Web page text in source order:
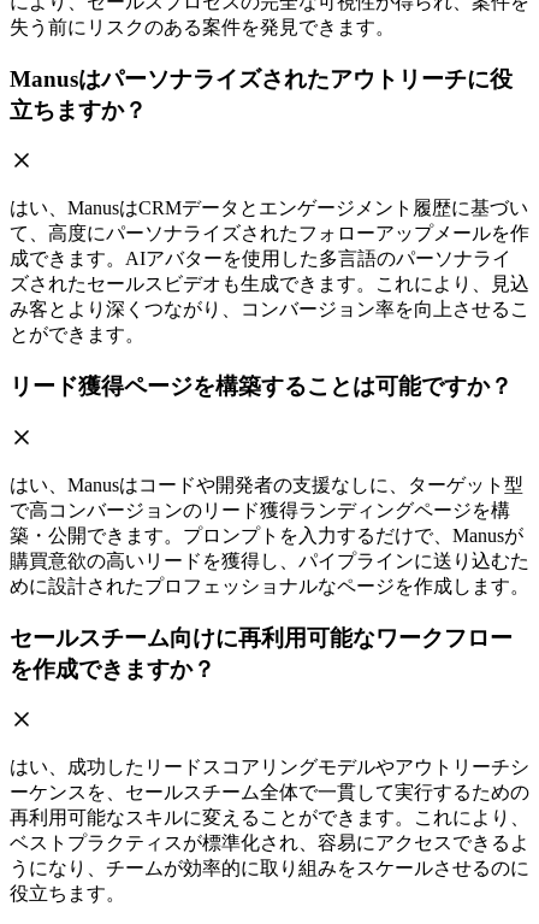
失う前にリスクのある案件を発見できます。
Manusはパーソナライズされたアウトリーチに役
立ちますか？
はい、ManusはCRMデータとエンゲージメント履歴に基づい
て、高度にパーソナライズされたフォローアップメールを作
成できます。AIアバターを使用した多言語のパーソナライ
ズされたセールスビデオも生成できます。これにより、見込
み客とより深くつながり、コンバージョン率を向上させるこ
とができます。
リード獲得ページを構築することは可能ですか？
はい、Manusはコードや開発者の支援なしに、ターゲット型
で高コンバージョンのリード獲得ランディングページを構
築・公開できます。プロンプトを入力するだけで、Manusが
購買意欲の高いリードを獲得し、パイプラインに送り込むた
めに設計されたプロフェッショナルなページを作成します。
セールスチーム向けに再利用可能なワークフロー
を作成できますか？
はい、成功したリードスコアリングモデルやアウトリーチシ
ーケンスを、セールスチーム全体で一貫して実行するための
再利用可能なスキルに変えることができます。これにより、
ベストプラクティスが標準化され、容易にアクセスできるよ
うになり、チームが効率的に取り組みをスケールさせるのに
役立ちます。